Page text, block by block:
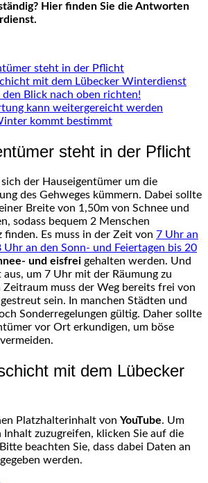
Hier finden Sie die Antworten
steht in der Pflicht
mit dem Lübecker Winterdienst
Blick nach oben richten!
kann weitergereicht werden
kommt bestimmt
steht in der Pflicht
der Hauseigentümer um die
des Gehweges kümmern. Dabei sollte
Breite von 1,50m von Schnee und
sodass bequem 2 Menschen
finden. Es muss in der Zeit von 7 Uhr an
an den Sonn- und Feiertagen bis 20
und eisfrei gehalten werden. Und
um 7 Uhr mit der Räumung zu
Zeitraum muss der Weg bereits frei von
sein. In manchen Städten und
Sonderregelungen gültig. Daher sollte
vor Ort erkundigen, um böse
mit dem Lübecker
Platzhalterinhalt von YouTube. Um
zuzugreifen, klicken Sie auf die
beachten Sie, dass dabei Daten an
werden.